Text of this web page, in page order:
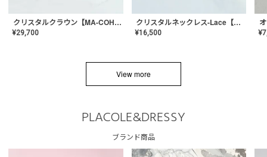
クリスタルクラウン【MA-COHD-01】韓国風クラウン/ウェディングクラウン/ティアラ
¥29,700
クリスタルネックレス-Lace【MA-CONL-02】
¥16,500 ¥
View more
PLACOLE&DRESSY
ブランド商品